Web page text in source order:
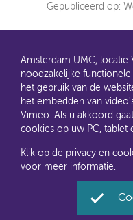
Gepubliceerd op:
AMC en VUmc zijn al een
Dit gaat u ook merken
amsterdamumc.org
Amsterdam UMC, locatie
noodzakelijke
het gebruik van de
het embedden van
Vimeo. Als u akkoord
cookies op uw PC, tablet
Klik op de privacy en
voor meer informatie.